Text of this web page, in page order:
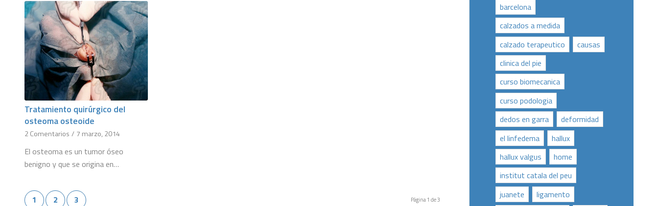
Tratamiento quirúrgico del
osteoma osteoide
2 Comentarios / 7 marzo, 2014
El osteoma es un tumor óseo
benigno y que se origina en…
Página 1 de 3
1 2 3
barcelona
calzados a medida
calzado terapeutico
causas
clinica del pie
curso biomecanica
curso podologia
dedos en garra
deformidad
el linfedema
hallux
hallux valgus
home
institut catala del peu
juanete
ligamento